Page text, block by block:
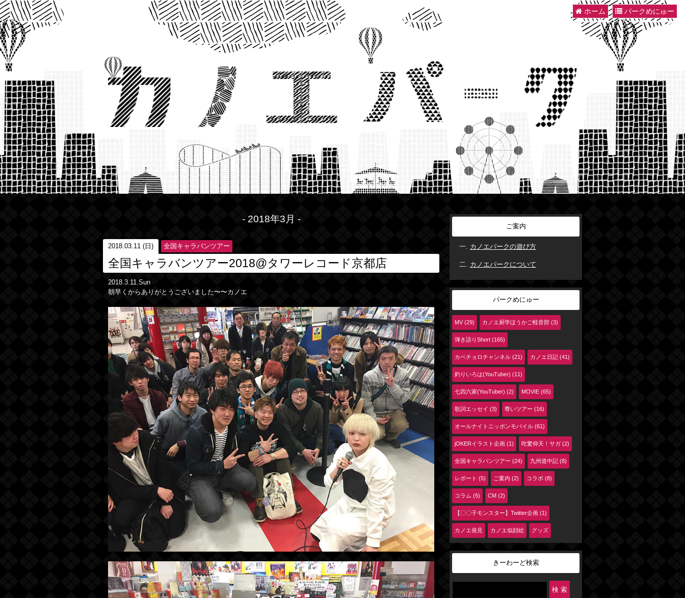
ホーム パークめにゅー
- 2018年3月 -
2018.03.11 (日) 全国キャラバンツアー
全国キャラバンツアー2018@タワーレコード京都店
2018.3.11.Sun
朝早くからありがとうございました〜〜カノエ
ご案内
カノエパークの遊び方
カノエパークについて
パークめにゅー
MV (29) カノエ厨学ほうかご軽音部 (3)
弾き語りShort (165)
カベチョロチャンネル (21) カノエ日記 (41)
釣りいろは(YouTuber) (11)
七四六家(YouTuber) (2) MOVIE (65)
歌詞エッセイ (3) 尊いツアー (16)
オールナイトニッポンモバイル (61)
jOKERイラスト企画 (1) 吃驚仰天！サガ (2)
全国キャラバンツアー (24) 九州道中記 (8)
レポート (5) ご案内 (2) コラボ (8)
コラム (5) CM (2)
【〇〇子モンスター】Twitter企画 (1)
カノエ発見 カノエ似顔絵 グッズ
きーわーど検索